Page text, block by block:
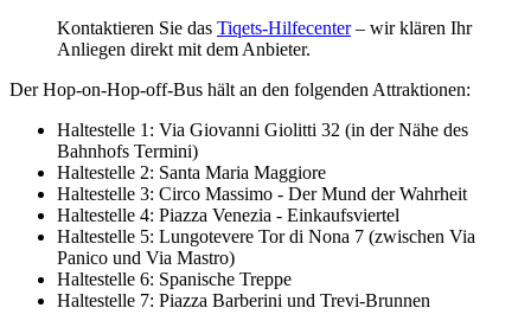
Kontaktieren Sie das Tiqets-Hilfecenter– wir klären Ihr
Anliegen direkt mit dem Anbieter.
Der Hop-on-Hop-off-Bus hält an den folgenden Attraktionen:
Haltestelle 1: Via Giovanni Giolitti 32 (in der Nähe des
Bahnhofs Termini)
Haltestelle 2: Santa Maria Maggiore
Haltestelle 3: Circo Massimo - Der Mund der Wahrheit
Haltestelle 4: Piazza Venezia - Einkaufsviertel
Haltestelle 5: Lungotevere Tor di Nona 7 (zwischen Via
Panico und Via Mastro)
Haltestelle 6: Spanische Treppe
Haltestelle 7: Piazza Barberini und Trevi-Brunnen